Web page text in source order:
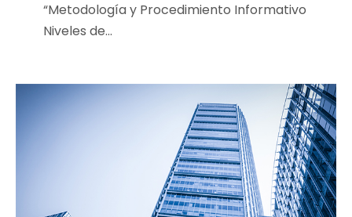
“Metodología y Procedimiento Informativo
Niveles de...